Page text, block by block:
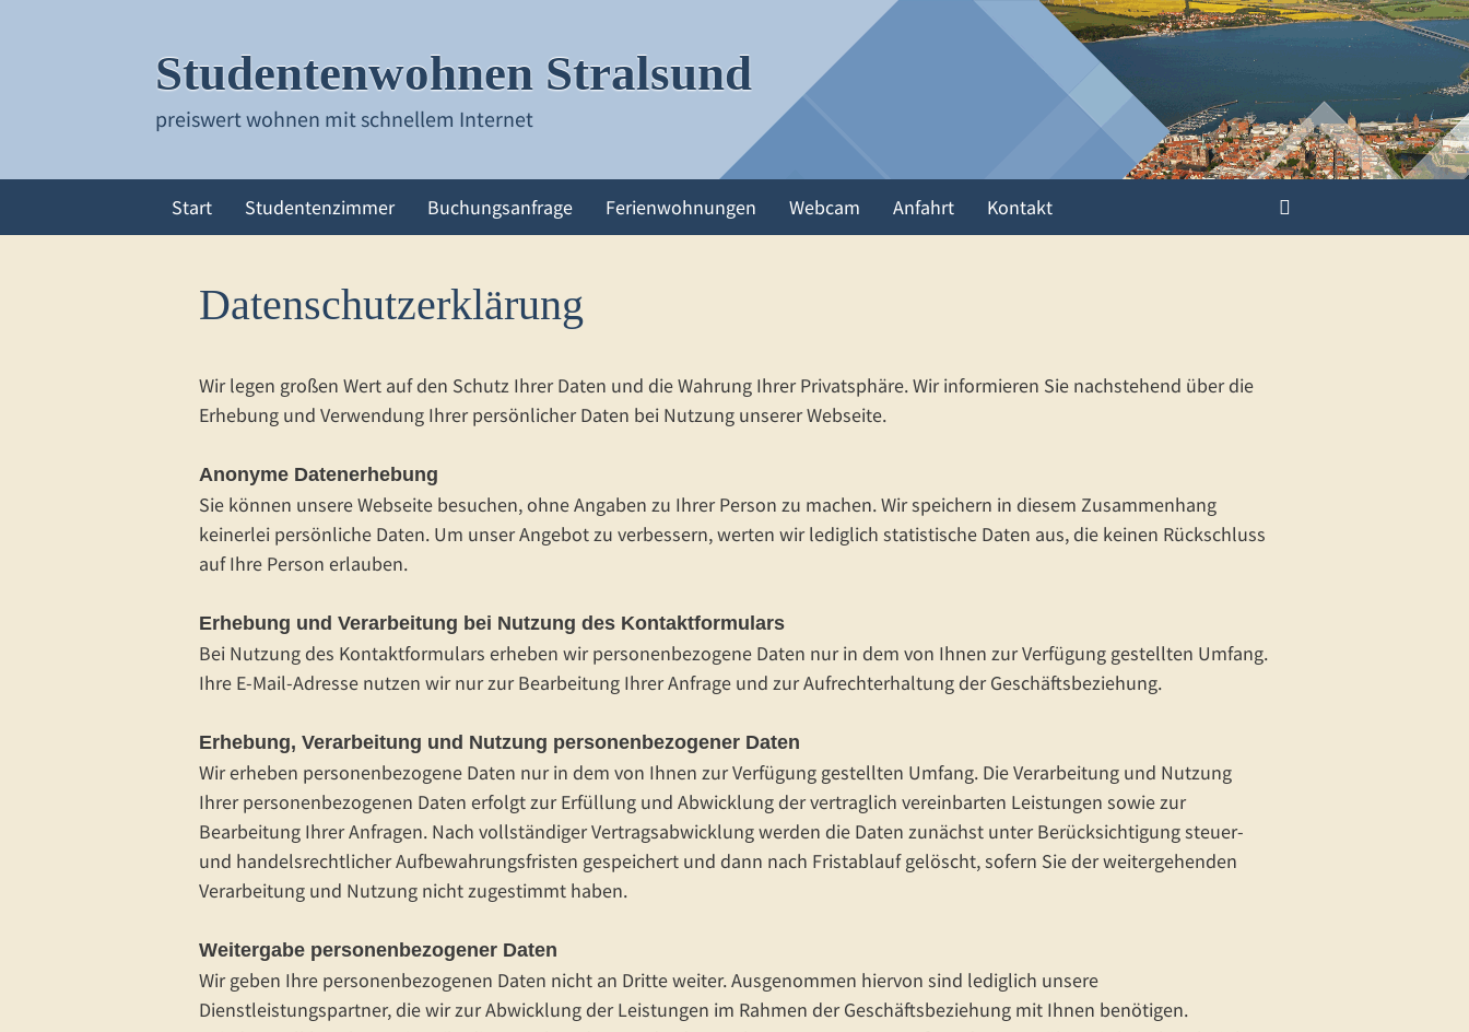
Studentenwohnen Stralsund
preiswert wohnen mit schnellem Internet
Start Studentenzimmer Buchungsanfrage Ferienwohnungen Webcam Anfahrt Kontakt
Datenschutzerklärung
Wir legen großen Wert auf den Schutz Ihrer Daten und die Wahrung Ihrer Privatsphäre. Wir informieren Sie nachstehend über die
Erhebung und Verwendung Ihrer persönlicher Daten bei Nutzung unserer Webseite.
Anonyme Datenerhebung
Sie können unsere Webseite besuchen, ohne Angaben zu Ihrer Person zu machen. Wir speichern in diesem Zusammenhang
keinerlei persönliche Daten. Um unser Angebot zu verbessern, werten wir lediglich statistische Daten aus, die keinen Rückschluss
auf Ihre Person erlauben.
Erhebung und Verarbeitung bei Nutzung des Kontaktformulars
Bei Nutzung des Kontaktformulars erheben wir personenbezogene Daten nur in dem von Ihnen zur Verfügung gestellten Umfang.
Ihre E-Mail-Adresse nutzen wir nur zur Bearbeitung Ihrer Anfrage und zur Aufrechterhaltung der Geschäftsbeziehung.
Erhebung, Verarbeitung und Nutzung personenbezogener Daten
Wir erheben personenbezogene Daten nur in dem von Ihnen zur Verfügung gestellten Umfang. Die Verarbeitung und Nutzung
Ihrer personenbezogenen Daten erfolgt zur Erfüllung und Abwicklung der vertraglich vereinbarten Leistungen sowie zur
Bearbeitung Ihrer Anfragen. Nach vollständiger Vertragsabwicklung werden die Daten zunächst unter Berücksichtigung steuer-
und handelsrechtlicher Aufbewahrungsfristen gespeichert und dann nach Fristablauf gelöscht, sofern Sie der weitergehenden
Verarbeitung und Nutzung nicht zugestimmt haben.
Weitergabe personenbezogener Daten
Wir geben Ihre personenbezogenen Daten nicht an Dritte weiter. Ausgenommen hiervon sind lediglich unsere
Dienstleistungspartner, die wir zur Abwicklung der Leistungen im Rahmen der Geschäftsbeziehung mit Ihnen benötigen.